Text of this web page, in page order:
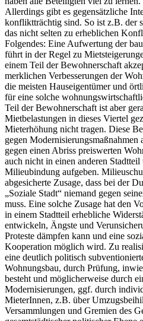
Allerdings gibt es gegensätzliche
konfliktträchtig sind. So ist z.B. der
das nicht selten zu erheblichen
Folgendes: Eine Aufwertung der
führt in der Regel zu
einem Teil der Bewohnerschaft
merklichen Verbesserungen der
die meisten Hauseigentümer und
für eine solche
Teil der Bewohnerschaft ist aber
Mietbelastungen in dieses Viertel
Mieterhöhung nicht tragen. Diese
gegen Modernisierungsmaßnahmen
gegen einen Abriss preiswerten
auch nicht in einen anderen
Milieubindung aufgeben.
abgesicherte Zusage, dass bei der
„Soziale Stadt“ niemand gegen
muss. Eine solche Zusage hat den
in einem Stadtteil erhebliche
entwickeln, Ängste und
Proteste dämpfen kann und eine
Kooperation möglich wird. Zu
eine deutlich politisch
Wohnungsbau, durch Prüfung,
besteht und möglicherweise durch
Modernisierungen, ggf. durch
MieterInnen, z.B. über
Versammlungen und Gremien des